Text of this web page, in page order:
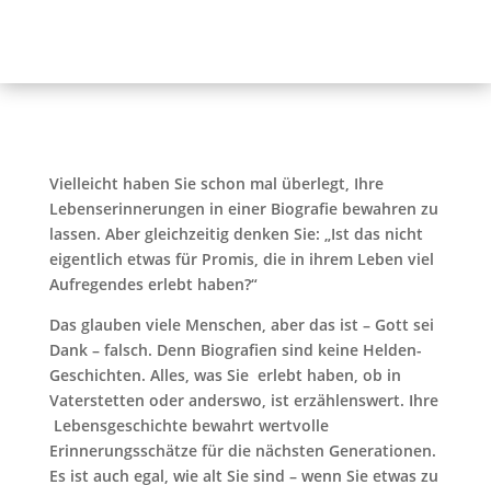
Vielleicht haben Sie schon mal überlegt, Ihre
Lebenserinnerungen in einer Biografie bewahren zu
lassen. Aber gleichzeitig denken Sie: „Ist das nicht
eigentlich etwas für Promis, die in ihrem Leben viel
Aufregendes erlebt haben?“
Das glauben viele Menschen, aber das ist – Gott sei
Dank – falsch. Denn Biografien sind keine Helden-
Geschichten. Alles, was Sie erlebt haben, ob in
Vaterstetten oder anderswo, ist erzählenswert. Ihre
Lebensgeschichte bewahrt wertvolle
Erinnerungsschätze für die nächsten Generationen.
Es ist auch egal, wie alt Sie sind – wenn Sie etwas zu